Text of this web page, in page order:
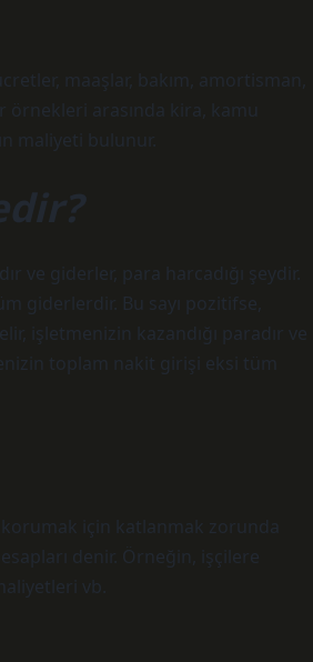
maaşlar, bakım, amortisman,
örnekleri arasında kira, kamu
maliyeti bulunur.
ve giderler, para harcadığı şeydir.
giderlerdir. Bu sayı pozitifse,
işletmenizin kazandığı paradır ve
toplam nakit girişi eksi tüm
korumak için katlanmak zorunda
denir. Örneğin, işçilere
vb.